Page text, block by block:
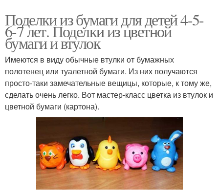
Весенние поделки
Поделки для
девятилеток
Поделки из теста Быстрые поделки
Поделки к новому году Поделки для ребенка
Поделки из бумаги для детей 4-5-
6-7 лет. Поделки из цветной
бумаги и втулок
Имеются в виду обычные втулки от бумажных
полотенец или туалетной бумаги. Из них получаются
просто-таки замечательные вещицы, которые, к тому же,
сделать очень легко. Вот мастер-класс цветка из втулок и
цветной бумаги (картона).